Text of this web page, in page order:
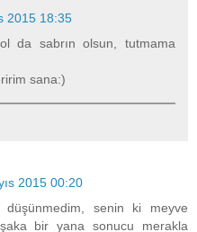
2015 18:35
da sabrın olsun, tutmama
sana:)
2015 00:20
düşünmedim, senin ki meyve
bir yana sonucu merakla